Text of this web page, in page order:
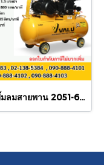
Valu ปั๊มลมสายพาน 2051-65 65L 1.5HP